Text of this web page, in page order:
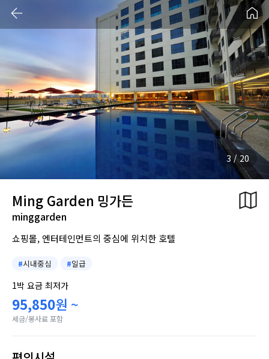
3/20
Ming Garden 밍가든
minggarden
쇼핑몰, 엔터테인먼트의 중심에 위치한 호텔
#시내중심 #일급
1박 요금 최저가
95,850원 ~
세금/봉사료 포함